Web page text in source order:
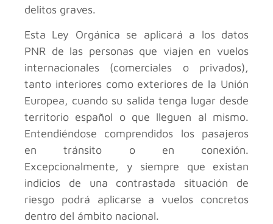
delitos graves.
Esta Ley Orgánica se aplicará a los datos
PNR de las personas que viajen en vuelos
internacionales (comerciales o privados),
tanto interiores como exteriores de la Unión
Europea, cuando su salida tenga lugar desde
territorio español o que lleguen al mismo.
Entendiéndose comprendidos los pasajeros
en tránsito o en conexión.
Excepcionalmente, y siempre que existan
indicios de una contrastada situación de
riesgo podrá aplicarse a vuelos concretos
dentro del ámbito nacional.